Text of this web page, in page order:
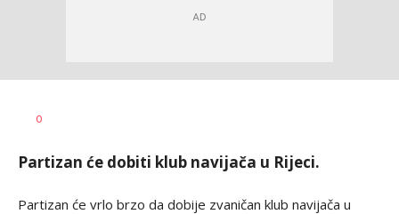
AUTOR
0
Partizan će dobiti klub navijača u Rijeci.
Partizan će vrlo brzo da dobije zvaničan klub navijača u